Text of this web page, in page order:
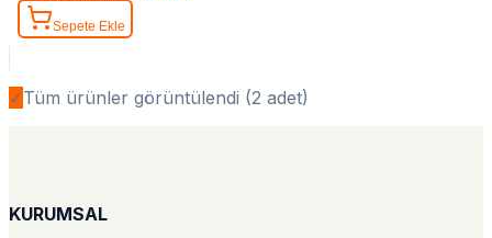
Sepete Ekle
✓Tüm ürünler görüntülendi (2 adet)
KURUMSAL